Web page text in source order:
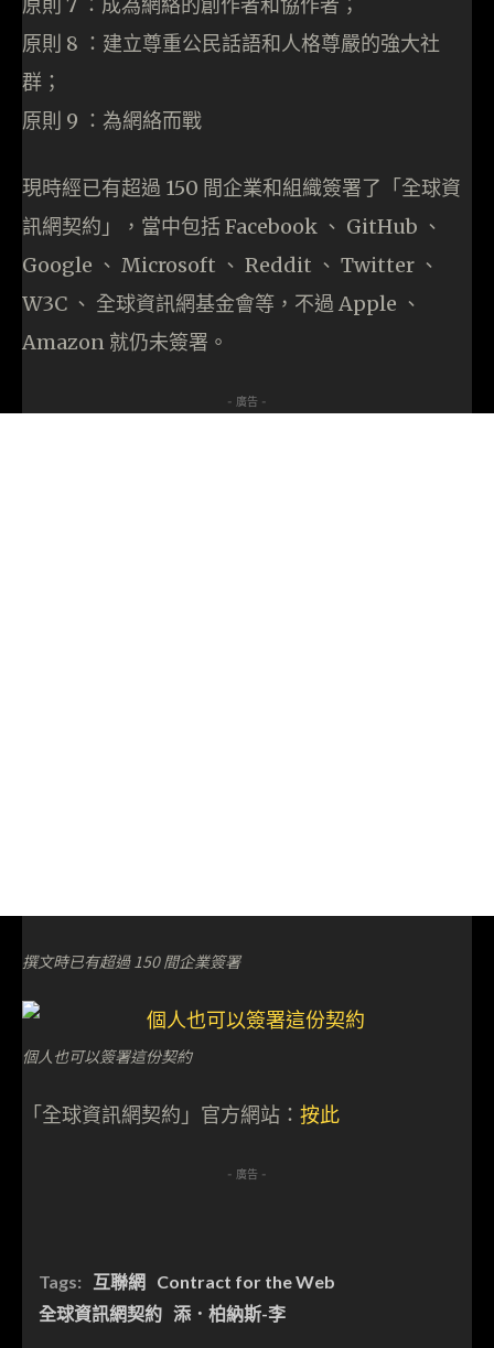
原則 7 ：成為網絡的創作者和協作者；
原則 8 ：建立尊重公民話語和人格尊嚴的強大社
群；
原則 9 ：為網絡而戰
現時經已有超過 150 間企業和組織簽署了「全球資
訊網契約」，當中包括 Facebook 、 GitHub 、
Google 、 Microsoft 、 Reddit 、 Twitter 、
W3C 、 全球資訊網基金會等，不過 Apple 、
Amazon 就仍未簽署。
- 廣告 -
撰文時已有超過 150 間企業簽署
個人也可以簽署這份契約
「全球資訊網契約」官方網站： 按此
- 廣告 -
Tags: 互聯網
Contract for the Web
全球資訊網契約 添．柏納斯-李